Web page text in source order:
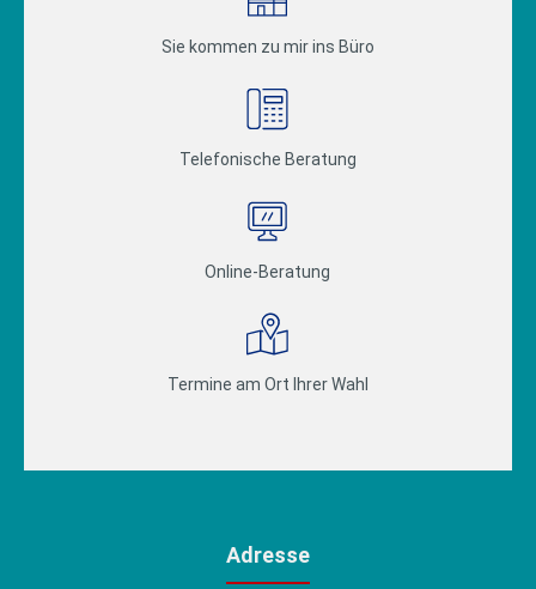
Sie kommen zu mir ins Büro
Telefonische Beratung
Online-Beratung
Termine am Ort Ihrer Wahl
Adresse